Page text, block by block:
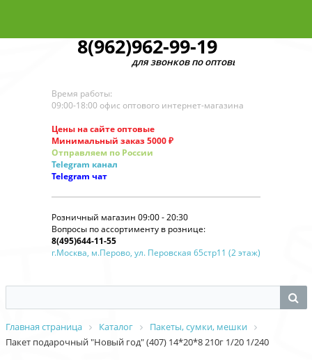
8(962)962-99-19
для звонков по оптовым заказам
Время работы:
09:00-18:00 офис оптового интернет-магазина
Цены на сайте оптовые
Минимальный заказ 5000 ₽
Отправляем по России
Telegram канал
Telegram чат
Розничный магазин 09:00 - 20:30
Вопросы по ассортименту в рознице:
8(495)644-11-55
г.Москва, м.Перово, ул. Перовская 65стр11 (2 этаж)
Главная страница Каталог
Пакеты, сумки, мешки
Пакет подарочный "Новый год" (407) 14*20*8 210г 1/20 1/240